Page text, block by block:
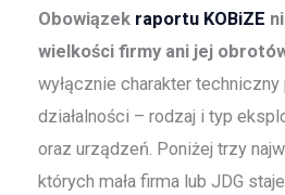
Obowiązek raportu KOBiZE
wielkości firmy ani jej
wyłącznie charakter techniczny
działalności – rodzaj i typ
oraz urządzeń. Poniżej trzy
których mała firma lub JDG